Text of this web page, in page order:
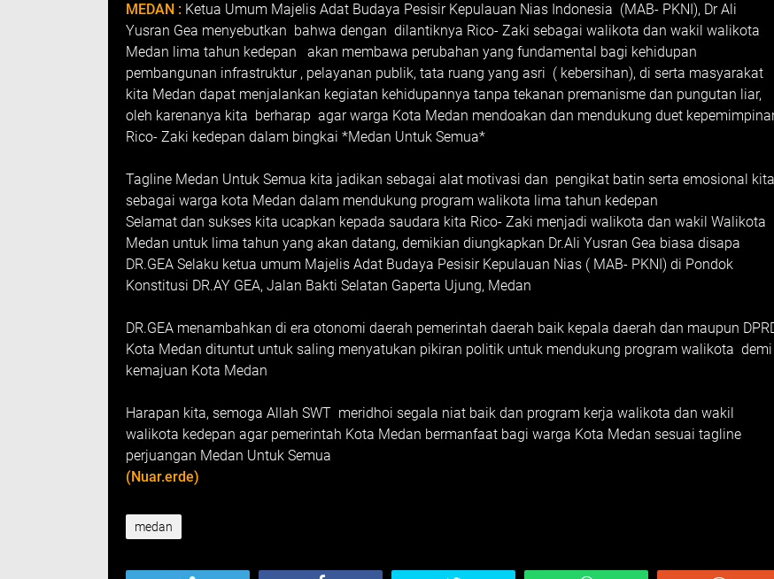
MEDAN : Ketua Umum Majelis Adat Budaya Pesisir Kepulauan Nias Indonesia (MAB- PKNI), Dr Ali
Yusran Gea menyebutkan bahwa dengan dilantiknya Rico- Zaki sebagai walikota dan wakil walikota
Medan lima tahun kedepan akan membawa perubahan yang fundamental bagi kehidupan
pembangunan infrastruktur , pelayanan publik, tata ruang yang asri ( kebersihan), di serta masyarakat
kita Medan dapat menjalankan kegiatan kehidupannya tanpa tekanan premanisme dan pungutan liar,
oleh karenanya kita berharap agar warga Kota Medan mendoakan dan mendukung duet
Rico- Zaki kedepan dalam bingkai *Medan Untuk Semua*
Tagline Medan Untuk Semua kita jadikan sebagai alat motivasi dan pengikat batin serta emosional kita
sebagai warga kota Medan dalam mendukung program walikota lima tahun kedepan
Selamat dan sukses kita ucapkan kepada saudara kita Rico- Zaki menjadi walikota dan wakil Walikota
Medan untuk lima tahun yang akan datang, demikian diungkapkan Dr.Ali Yusran Gea biasa disapa
DR.GEA Selaku ketua umum Majelis Adat Budaya Pesisir Kepulauan Nias ( MAB- PKNI) di Pondok
Konstitusi DR.AY GEA, Jalan Bakti Selatan Gaperta Ujung, Medan
DR.GEA menambahkan di era otonomi daerah pemerintah daerah baik kepala daerah dan maupun
Kota Medan dituntut untuk saling menyatukan pikiran politik untuk mendukung program walikota demi
kemajuan Kota Medan
Harapan kita, semoga Allah SWT meridhoi segala niat baik dan program kerja walikota dan wakil
walikota kedepan agar pemerintah Kota Medan bermanfaat bagi warga Kota Medan sesuai tagline
perjuangan Medan Untuk Semua
(Nuar.erde)
medan